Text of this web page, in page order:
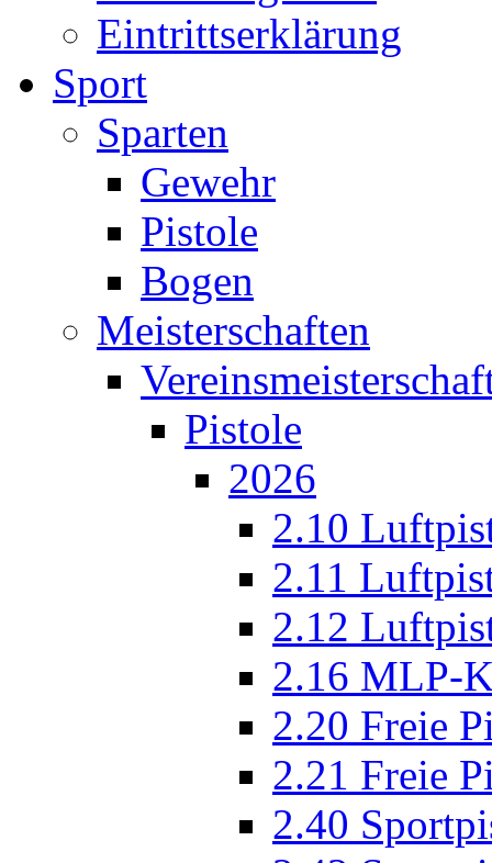
Eintrittserklärung
Sport
Sparten
Gewehr
Pistole
Bogen
Meisterschaften
Pistole
2026
2.10
2.11
2.12
2.16 MLP-
2.20 Freie
2.21 Freie
2.40